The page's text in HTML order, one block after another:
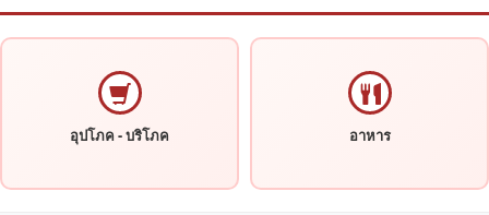
อุปโภค - บริโภค อาหาร